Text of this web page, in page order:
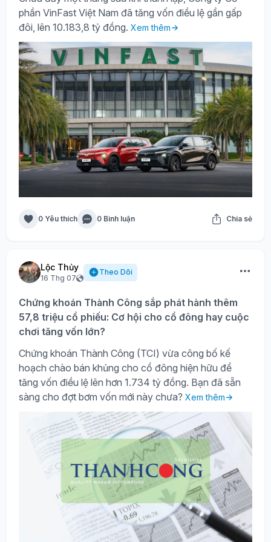
phần VinFast Việt Nam đã tăng vốn điều lệ gần gấp
đôi, lên 10.183,8 tỷ đồng. Xem thêm
0 Yêu thích 0 Bình luận Chia sẻ
Lộc Thủy
16 Thg 07
Theo Dõi
Chứng khoán Thành Công sắp phát hành thêm
57,8 triệu cổ phiếu: Cơ hội cho cổ đông hay cuộc
chơi tăng vốn lớn?
Chứng khoán Thành Công (TCI) vừa công bố kế
hoạch chào bán khủng cho cổ đông hiện hữu để
tăng vốn điều lệ lên hơn 1.734 tỷ đồng. Bạn đã sẵn
sàng cho đợt bơm vốn mới này chưa? Xem thêm